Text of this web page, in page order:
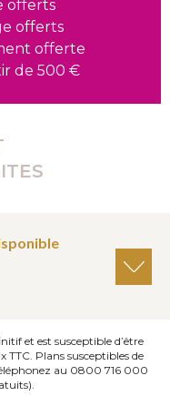
offerts
offerts
offerte
de 500 €
et est susceptible d’être
Plans susceptibles de
au 0800 716 000